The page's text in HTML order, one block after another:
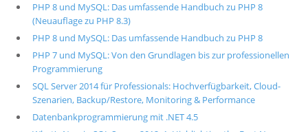
PHP 8 und MySQL: Das umfassende Handbuch zu PHP 8
(Neuauflage zu PHP 8.3)
PHP 8 und MySQL: Das umfassende Handbuch zu PHP 8
PHP 7 und MySQL: Von den Grundlagen bis zur professionellen
Programmierung
SQL Server 2014 für Professionals: Hochverfügbarkeit, Cloud-
Szenarien, Backup/Restore, Monitoring & Performance
Datenbankprogrammierung mit .NET 4.5